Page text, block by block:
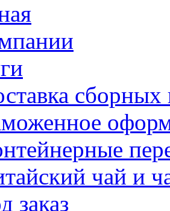
сборных
чай и
заказ